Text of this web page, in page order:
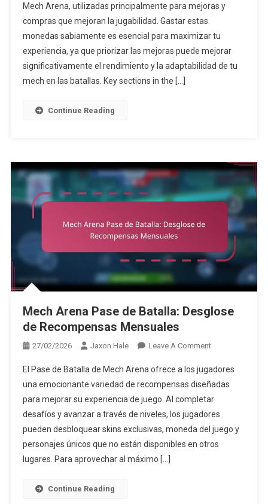
A-
Gastando
Sabiamente
En
Mech Arena, utilizadas principalmente para mejoras y
compras que mejoran la jugabilidad. Gastar estas
monedas sabiamente es esencial para maximizar tu
experiencia, ya que priorizar las mejoras puede mejorar
significativamente el rendimiento y la adaptabilidad de tu
mech en las batallas. Key sections in the […]
Continue Reading
Mech Arena Pase de Batalla: Desglose
de Recompensas Mensuales
27/02/2026 Jaxon Hale Leave A CommentOn
Arena
Pase
De
Batalla:
Desglose
De
El Pase de Batalla de Mech Arena ofrece a los jugadores
una emocionante variedad de recompensas diseñadas
para mejorar su experiencia de juego. Al completar
desafíos y avanzar a través de niveles, los jugadores
pueden desbloquear skins exclusivas, moneda del juego y
personajes únicos que no están disponibles en otros
lugares. Para aprovechar al máximo […]
Continue Reading